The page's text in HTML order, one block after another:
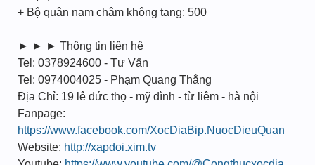
+ Bộ quân nam châm không tang: 500
► ► ► Thông tin liên hệ
Tel: 0378924600 - Tư Vấn
Tel: 0974004025 - Phạm Quang Thắng
Địa Chỉ: 19 lê đức thọ - mỹ đình - từ liêm - hà nội
Fanpage:
https://www.facebook.com/XocDiaBip.NuocDieuQuan
Website: http://xapdoi.xim.tv